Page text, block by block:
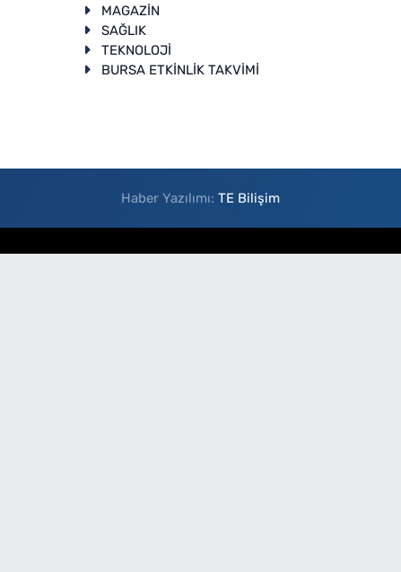
MAGAZİN
SAĞLIK
TEKNOLOJİ
BURSA ETKİNLİK TAKVİMİ
Haber Yazılımı:TE Bilişim